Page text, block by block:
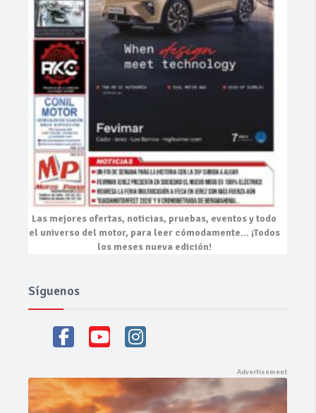
Las mejores ofertas, noticias, pruebas, eventosy todo
el universo del motor, para leer cómodamente… ¡Todos
los meses nueva edición!
Síguenos